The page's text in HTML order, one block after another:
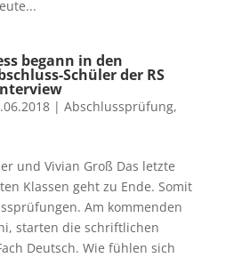
begann in den
Schüler der RS
| Abschlussprüfung,
und Vivian Groß Das letzte
Klassen geht zu Ende. Somit
Am kommenden
starten die schriftlichen
Deutsch. Wie fühlen sich